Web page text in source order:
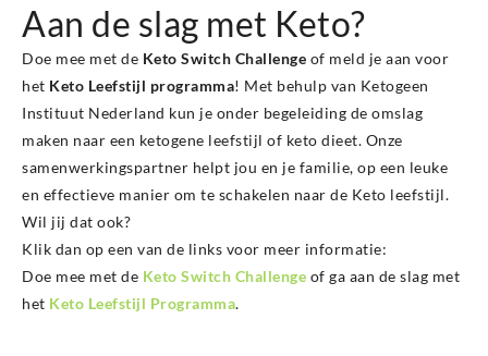
Aan de slag met Keto?
Doe mee met de Keto Switch Challenge of meld je aan voor
het Keto Leefstijl programma! Met behulp van Ketogeen
Instituut Nederland kun je onder begeleiding de omslag
maken naar een ketogene leefstijl of keto dieet. Onze
samenwerkingspartner helpt jou en je familie, op een leuke
en effectieve manier om te schakelen naar de Keto leefstijl.
Wil jij dat ook?
Klik dan op een van de links voor meer informatie:
Doe mee met de Keto Switch Challenge of ga aan de slag met
het Keto Leefstijl Programma.